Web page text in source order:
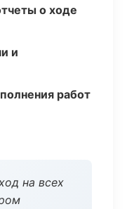
о ходе
и
работ
на всех